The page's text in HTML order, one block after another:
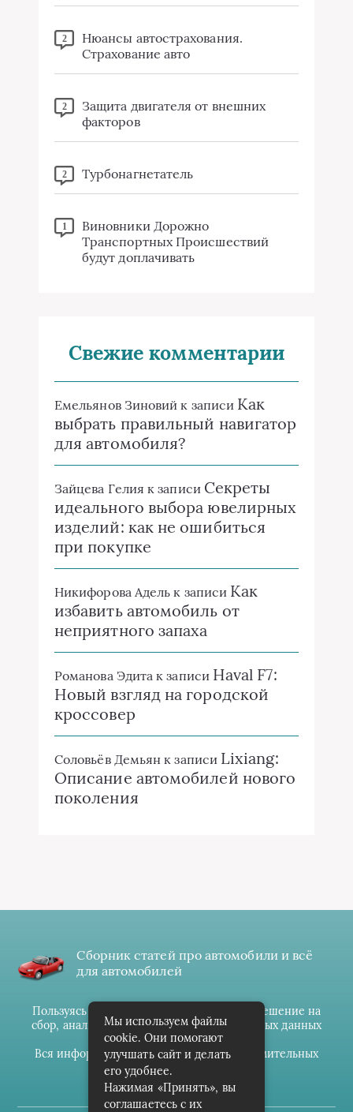
2
Нюансы автострахования.
Страхование авто
2
Защита двигателя от внешних
факторов
2 Турбонагнетатель
1
Виновники Дорожно
Транспортных Происшествий
будут доплачивать
Свежие комментарии
Емельянов Зиновий к записи Как
выбрать правильный навигатор
для автомобиля?
Зайцева Гелия к записи Секреты
идеального выбора ювелирных
изделий: как не ошибиться
при покупке
Никифорова Адель к записи Как
избавить автомобиль от
неприятного запаха
Романова Эдита к записи Haval F7:
Новый взгляд на городской
кроссовер
Соловьёв Демьян к записи Lixiang:
Описание автомобилей нового
поколения
Сборник статей про автомобили и всё
для автомобилей
Пользуясь данным ресурсом вы даёте разрешение на
сбор, анализ и хранение своих персональных данных
согласноПравилам
Вся информация предоставлена в ознакомительных
целях.
Мы используем файлы
cookie. Они помогают
улучшать сайт и делать
его удобнее.
Нажимая «Принять», вы
соглашаетесь с их